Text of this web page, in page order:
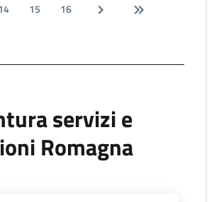
15 16
servizi e
Romagna